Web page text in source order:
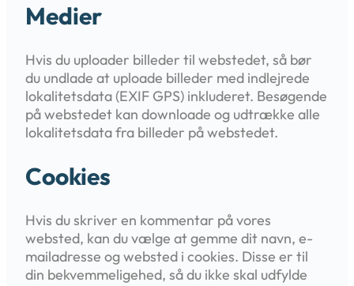
Medier
Hvis du uploader billeder til webstedet, så bør
du undlade at uploade billeder med indlejrede
lokalitetsdata (EXIF GPS) inkluderet. Besøgende
på webstedet kan downloade og udtrække alle
lokalitetsdata fra billeder på webstedet.
Cookies
Hvis du skriver en kommentar på vores
websted, kan du vælge at gemme dit navn, e-
mailadresse og websted i cookies. Disse er til
din bekvemmeligehed, så du ikke skal udfylde